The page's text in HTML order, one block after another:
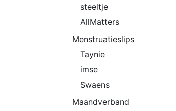
steeltje
AllMatters
Menstruatieslips
Taynie
imse
Swaens
Maandverband